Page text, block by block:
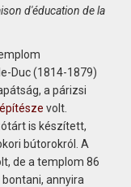
d'éducation de la
Duc (1814-1879)
a párizsi
építésze volt.
is készített,
bútorokról. A
de a templom 86
annyira